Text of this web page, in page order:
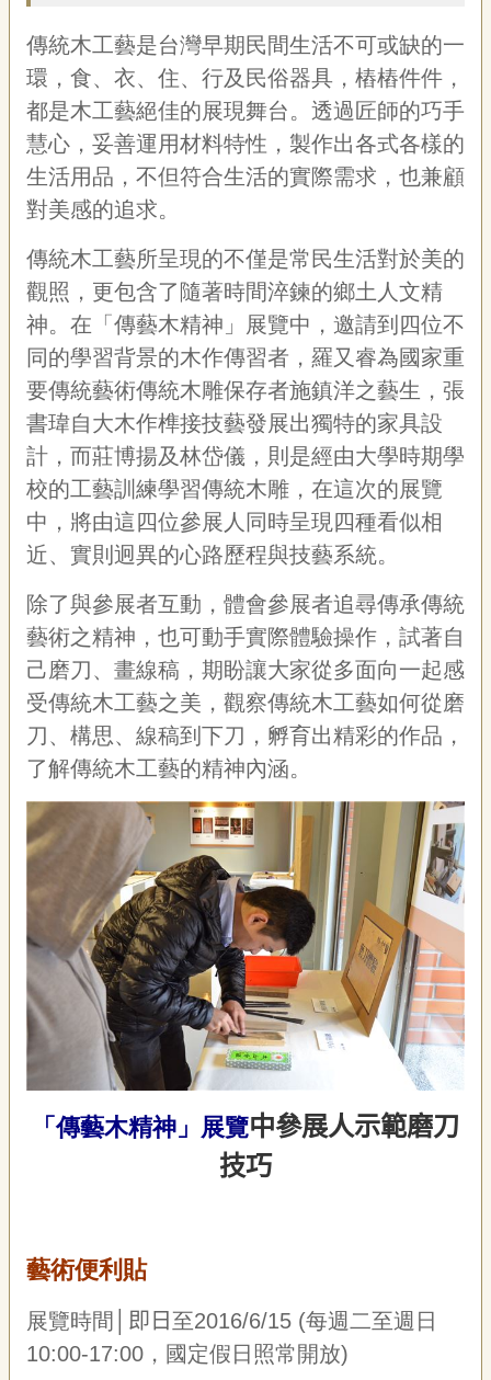
族
影
音
專
區
於
們
隱
私
權
宣
告
資
訊
網
導
覽
聯
絡
我
們
資
訊
安
全
政
策
資
府
網
站
資
料
開
宣
F
傳統木工藝是台灣早期民間生活不可或缺的一
環，食、衣、住、行及民俗器具，樁樁件件，
都是木工藝絕佳的展現舞台。透過匠師的巧手
慧心，妥善運用材料特性，製作出各式各樣的
生活用品，不但符合生活的實際需求，也兼顧
對美感的追求。
傳統木工藝所呈現的不僅是常民生活對於美的
觀照，更包含了隨著時間淬鍊的鄉土人文精
神。在「傳藝木精神」展覽中，邀請到四位不
同的學習背景的木作傳習者，羅又睿為國家重
要傳統藝術傳統木雕保存者施鎮洋之藝生，張
書瑋自大木作榫接技藝發展出獨特的家具設
計，而莊博揚及林岱儀，則是經由大學時期學
校的工藝訓練學習傳統木雕，在這次的展覽
中，將由這四位參展人同時呈現四種看似相
近、實則迥異的心路歷程與技藝系統。
除了與參展者互動，體會參展者追尋傳承傳統
藝術之精神，也可動手實際體驗操作，試著自
己磨刀、畫線稿，期盼讓大家從多面向一起感
受傳統木工藝之美，觀察傳統木工藝如何從磨
刀、構思、線稿到下刀，孵育出精彩的作品，
了解傳統木工藝的精神內涵。
「傳藝木精神」展覽中參展人示範磨刀
技巧
藝術便利貼
展覽時間│ 即日 至2016/6/15 (每週二至週日
10:00-17:00，國定假日照常開放)